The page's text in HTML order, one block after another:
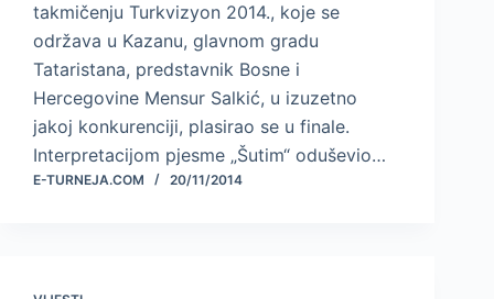
takmičenju Turkvizyon 2014., koje se
održava u Kazanu, glavnom gradu
Tataristana, predstavnik Bosne i
Hercegovine Mensur Salkić, u izuzetno
jakoj konkurenciji, plasirao se u finale.
Interpretacijom pjesme „Šutim“ oduševio…
E-TURNEJA.COM 20/11/2014